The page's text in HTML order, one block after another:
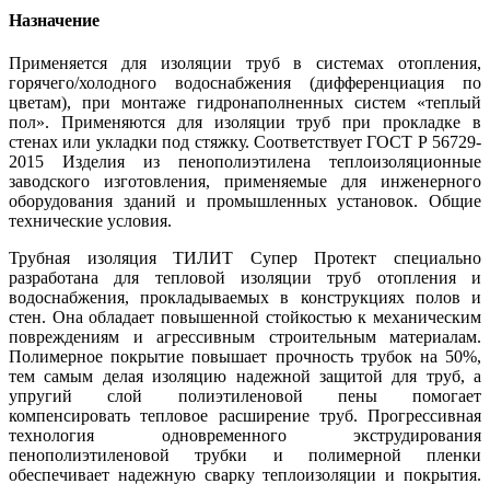
Назначение
Применяется для изоляции труб в системах отопления,
горячего/холодного водоснабжения (дифференциация по
цветам), при монтаже гидронаполненных систем «теплый
пол». Применяются для изоляции труб при прокладке в
стенах или укладки под стяжку. Соответствует ГОСТ Р 56729-
2015 Изделия из пенополиэтилена теплоизоляционные
заводского изготовления, применяемые для инженерного
оборудования зданий и промышленных установок. Общие
технические условия.
Трубная изоляция ТИЛИТ Супер Протект специально
разработана для тепловой изоляции труб отопления и
водоснабжения, прокладываемых в конструкциях полов и
стен. Она обладает повышенной стойкостью к механическим
повреждениям и агрессивным строительным материалам.
Полимерное покрытие повышает прочность трубок на 50%,
тем самым делая изоляцию надежной защитой для труб, а
упругий слой полиэтиленовой пены помогает
компенсировать тепловое расширение труб. Прогрессивная
технология одновременного экструдирования
пенополиэтиленовой трубки и полимерной пленки
обеспечивает надежную сварку теплоизоляции и покрытия.